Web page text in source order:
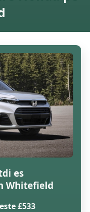
es
Whitefield
£533